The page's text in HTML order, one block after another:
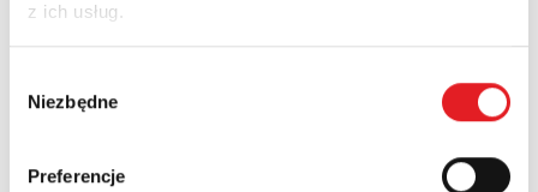
z ich usług.
zgody
Niezbędne
Preferencje